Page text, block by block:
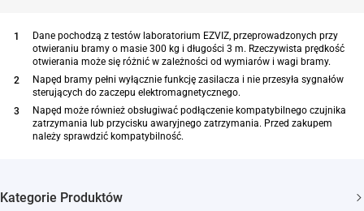
Dane pochodzą z testów laboratorium EZVIZ, przeprowadzonych przy
otwieraniu bramy o masie 300 kg i długości 3 m. Rzeczywista prędkość
otwierania może się różnić w zależności od wymiarów i wagi bramy.
Napęd bramy pełni wyłącznie funkcję zasilacza i nie przesyła sygnałów
sterujących do zaczepu elektromagnetycznego.
Napęd może również obsługiwać podłączenie kompatybilnego czujnika
zatrzymania lub przycisku awaryjnego zatrzymania. Przed zakupem
należy sprawdzić kompatybilność.
Kategorie Produktów